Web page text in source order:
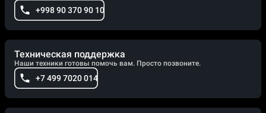
+998 90 370 90 10
Техническая поддержка
Наши техники готовы помочь вам. Просто позвоните.
+7 499 7020 014